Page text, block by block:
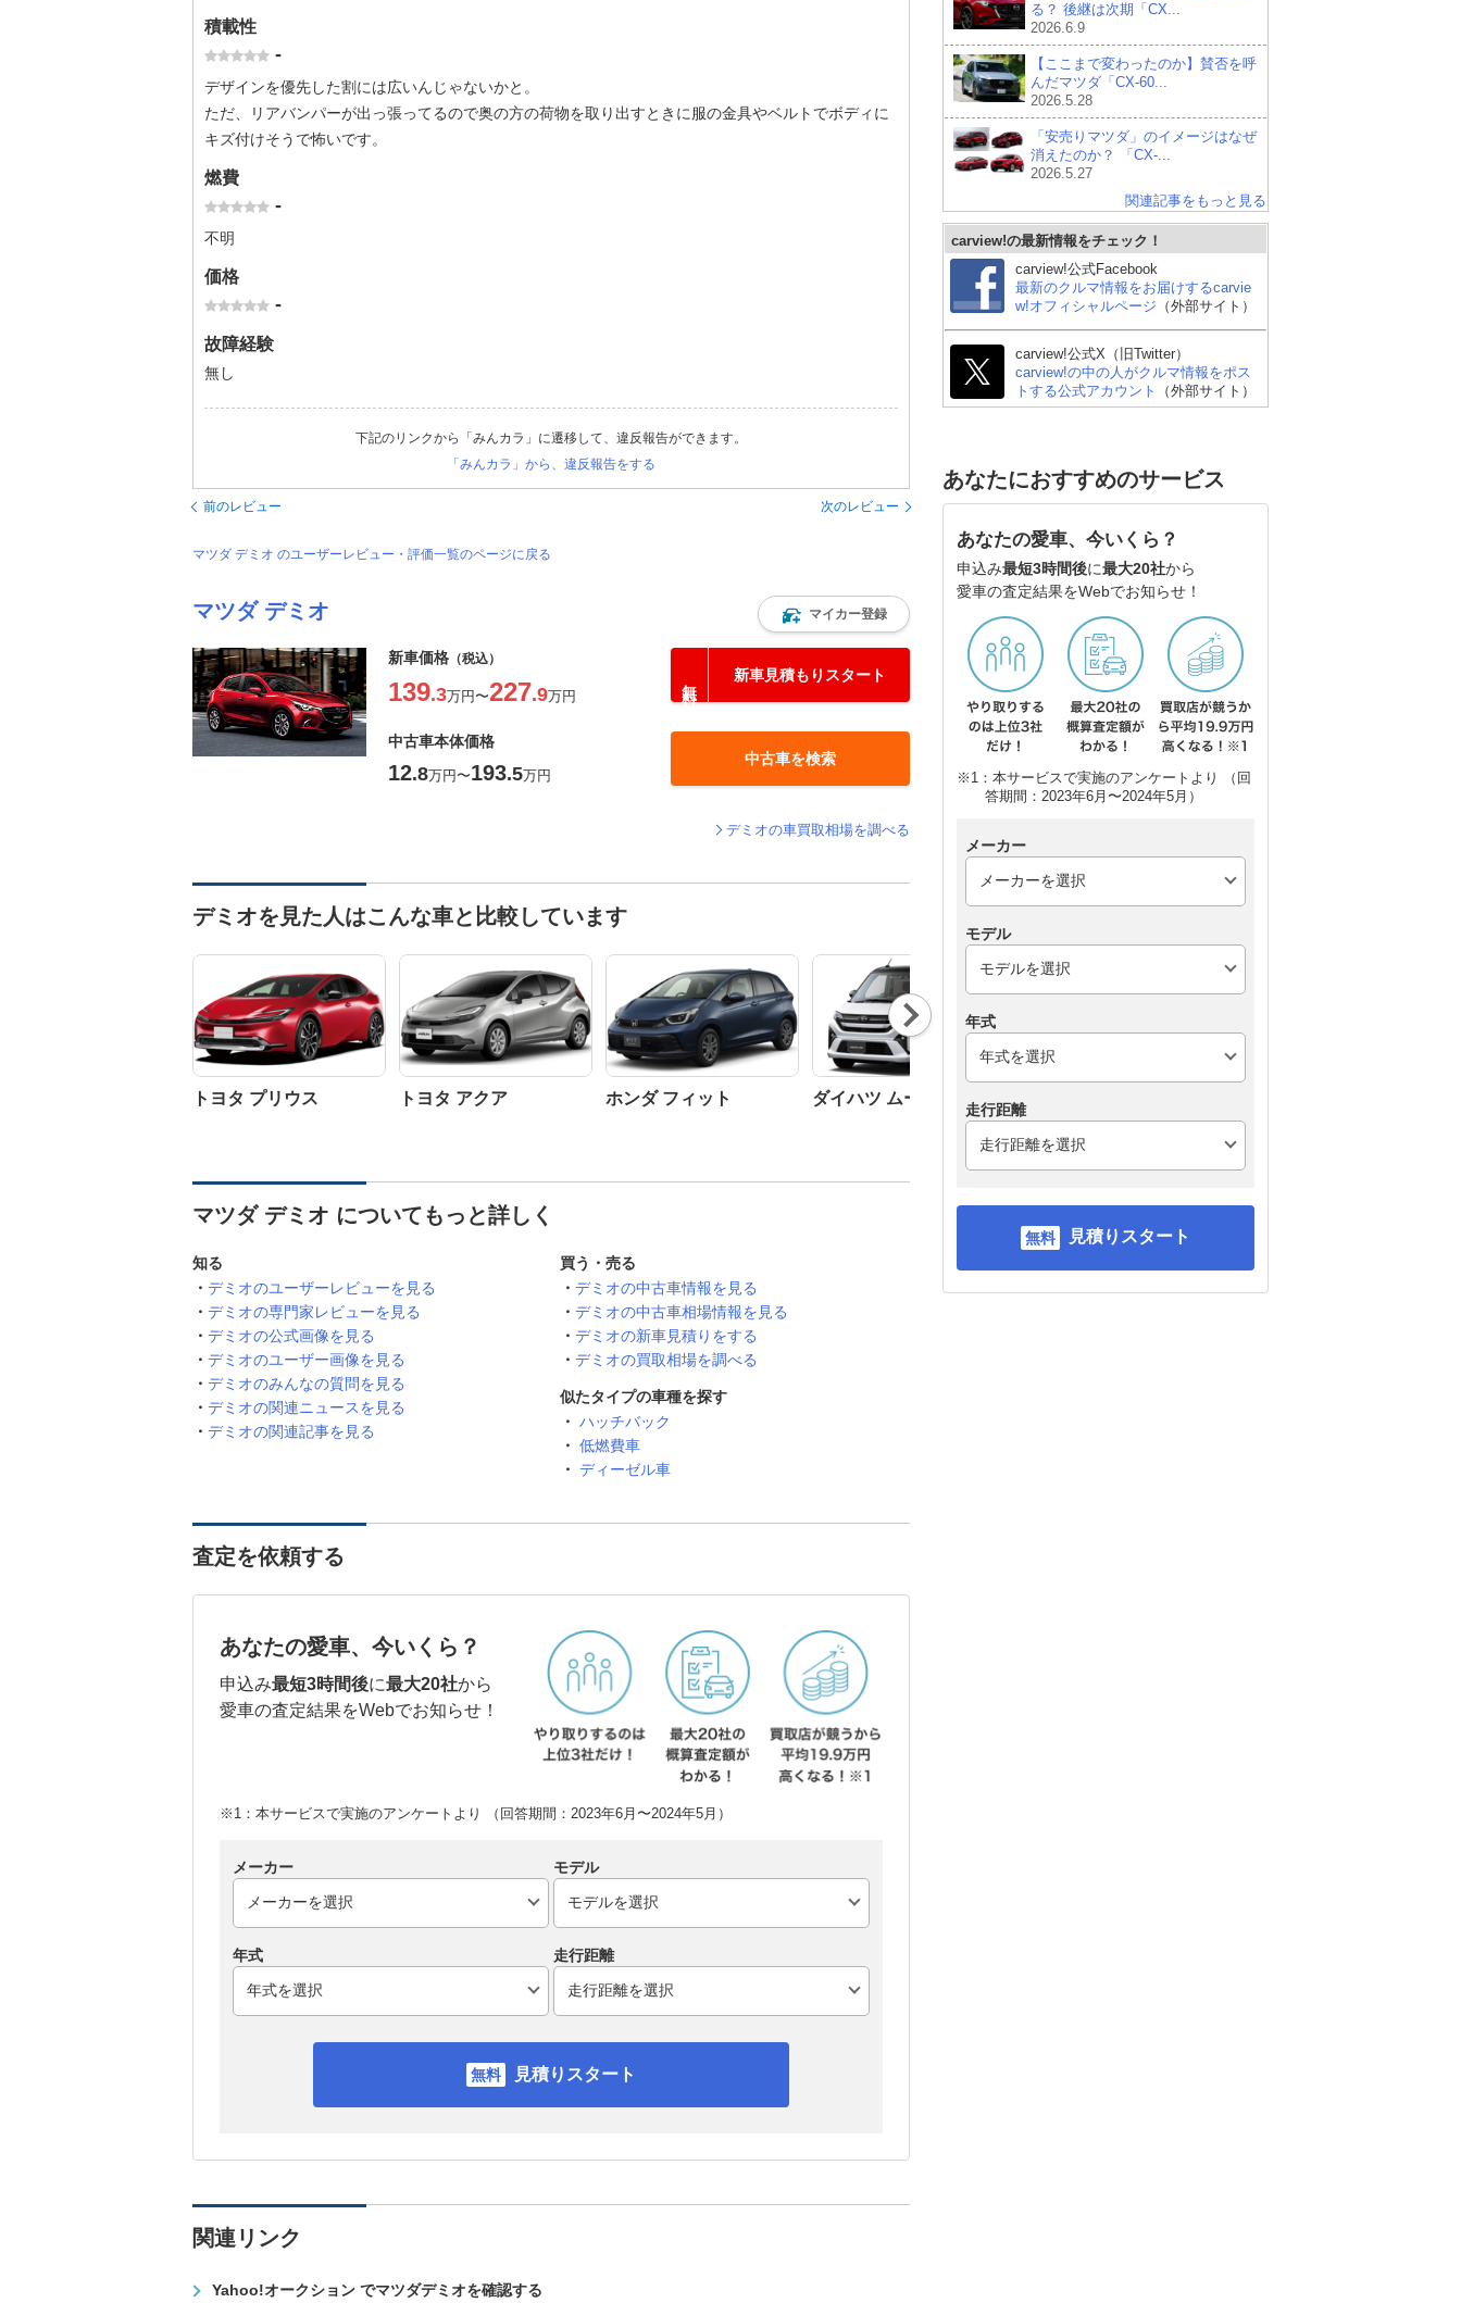
積載性
-
デザインを優先した割には広いんじゃないかと。
ただ、リアバンパーが出っ張ってるので奥の方の荷物を取り出すときに服の金具やベルトでボディに
キズ付けそうで怖いです。
燃費
-
不明
価格
-
故障経験
無し
下記のリンクから「みんカラ」に遷移して、違反報告ができます。
「みんカラ」から、違反報告をする
前のレビュー 次のレビュー
マツダ デミオ のユーザーレビュー・評価一覧のページに戻る
マツダ デミオ マイカー登録
新車価格 （税込）
139.3万円〜227.9万円
新車見積もりスタート
中古車本体価格
12.8万円〜193.5万円
中古車を検索
デミオの車買取相場を調べる
デミオを見た人はこんな車と比較しています
トヨタ プリウス トヨタ アクア ホンダ フィット ダイハツ ムーヴ スズキ アルト
Nex
t
マツダ デミオ についてもっと詳しく
知る
デミオのユーザーレビューを見る
デミオの専門家レビューを見る
デミオの公式画像を見る
デミオのユーザー画像を見る
デミオのみんなの質問を見る
デミオの関連ニュースを見る
デミオの関連記事を見る
買う・売る
デミオの中古車情報を見る
デミオの中古車相場情報を見る
デミオの新車見積りをする
デミオの買取相場を調べる
似たタイプの車種を探す
ハッチバック
低燃費車
ディーゼル車
査定を依頼する
あなたの愛車、今いくら？
申込み最短3時間後に最大20社から
愛車の査定結果をWebでお知らせ！
※1：本サービスで実施のアンケートより （回答期間：2023年6月〜2024年5月）
メーカー モデル
年式 走行距離
見積りスタート
関連リンク
Yahoo!オークション でマツダデミオを確認する
る？ 後継は次期「CX...
2026.6.9
【ここまで変わったのか】賛否を呼
んだマツダ「CX-60...
2026.5.28
「安売りマツダ」のイメージはなぜ
消えたのか？ 「CX-...
2026.5.27
関連記事をもっと見る
carview!の最新情報をチェック！
carview!公式Facebook
最新のクルマ情報をお届けするcarvie
w!オフィシャルページ （外部サイト）
carview!公式X（旧Twitter）
carview!の中の人がクルマ情報をポス
トする公式アカウント
（外部サイト）
あなたにおすすめのサービス
あなたの愛車、今いくら？
申込み最短3時間後に最大20社から
愛車の査定結果をWebでお知らせ！
※1：本サービスで実施のアンケートより （回
答期間：2023年6月〜2024年5月）
メーカー
モデル
年式
走行距離
見積りスタート